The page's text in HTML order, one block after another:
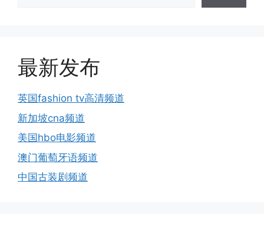
最新发布
英国fashion tv高清频道
新加坡cna频道
美国hbo电影频道
澳门葡萄牙语频道
中国古装剧频道